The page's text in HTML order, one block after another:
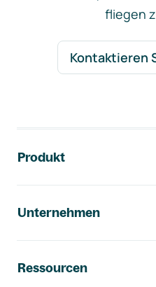
fliegen
Kontaktieren
Produkt
Unternehmen
Ressourcen